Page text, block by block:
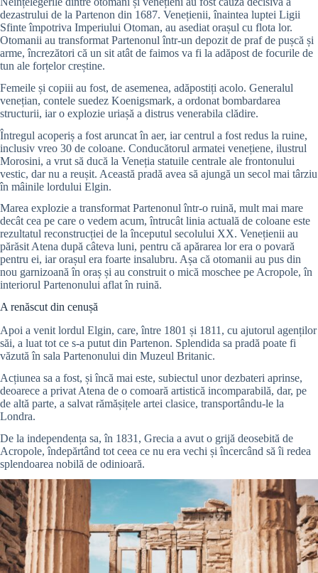
dezastrului de la Partenon din 1687. Venețienii, înaintea luptei Ligii
Sfinte împotriva Imperiului Otoman, au asediat orașul cu flota lor.
Otomanii au transformat Partenonul într-un depozit de praf de pușcă și
arme, încrezători că un sit atât de faimos va fi la adăpost de focurile de
tun ale forțelor creștine.
Femeile și copiii au fost, de asemenea, adăpostiți acolo. Generalul
venețian, contele suedez Koenigsmark, a ordonat bombardarea
structurii, iar o explozie uriașă a distrus venerabila clădire.
Întregul acoperiș a fost aruncat în aer, iar centrul a fost redus la ruine,
inclusiv vreo 30 de coloane. Conducătorul armatei venețiene, ilustrul
Morosini, a vrut să ducă la Veneția statuile centrale ale frontonului
vestic, dar nu a reușit. Această pradă avea să ajungă un secol mai târziu
în mâinile lordului Elgin.
Marea explozie a transformat Partenonul într-o ruină, mult mai mare
decât cea pe care o vedem acum, întrucât linia actuală de coloane este
rezultatul reconstrucției de la începutul secolului XX. Venețienii au
părăsit Atena după câteva luni, pentru că apărarea lor era o povară
pentru ei, iar orașul era foarte insalubru. Așa că otomanii au pus din
nou garnizoană în oraș și au construit o mică moschee pe Acropole, în
interiorul Partenonului aflat în ruină.
A renăscut din cenușă
Apoi a venit lordul Elgin, care, între 1801 și 1811, cu ajutorul agenților
săi, a luat tot ce s-a putut din Partenon. Splendida sa pradă poate fi
văzută în sala Partenonului din Muzeul Britanic.
Acțiunea sa a fost, și încă mai este, subiectul unor dezbateri aprinse,
deoarece a privat Atena de o comoară artistică incomparabilă, dar, pe
de altă parte, a salvat rămășițele artei clasice, transportându-le la
Londra.
De la independența sa, în 1831, Grecia a avut o grijă deosebită de
Acropole, îndepărtând tot ceea ce nu era vechi și încercând să îi redea
splendoarea nobilă de odinioară.